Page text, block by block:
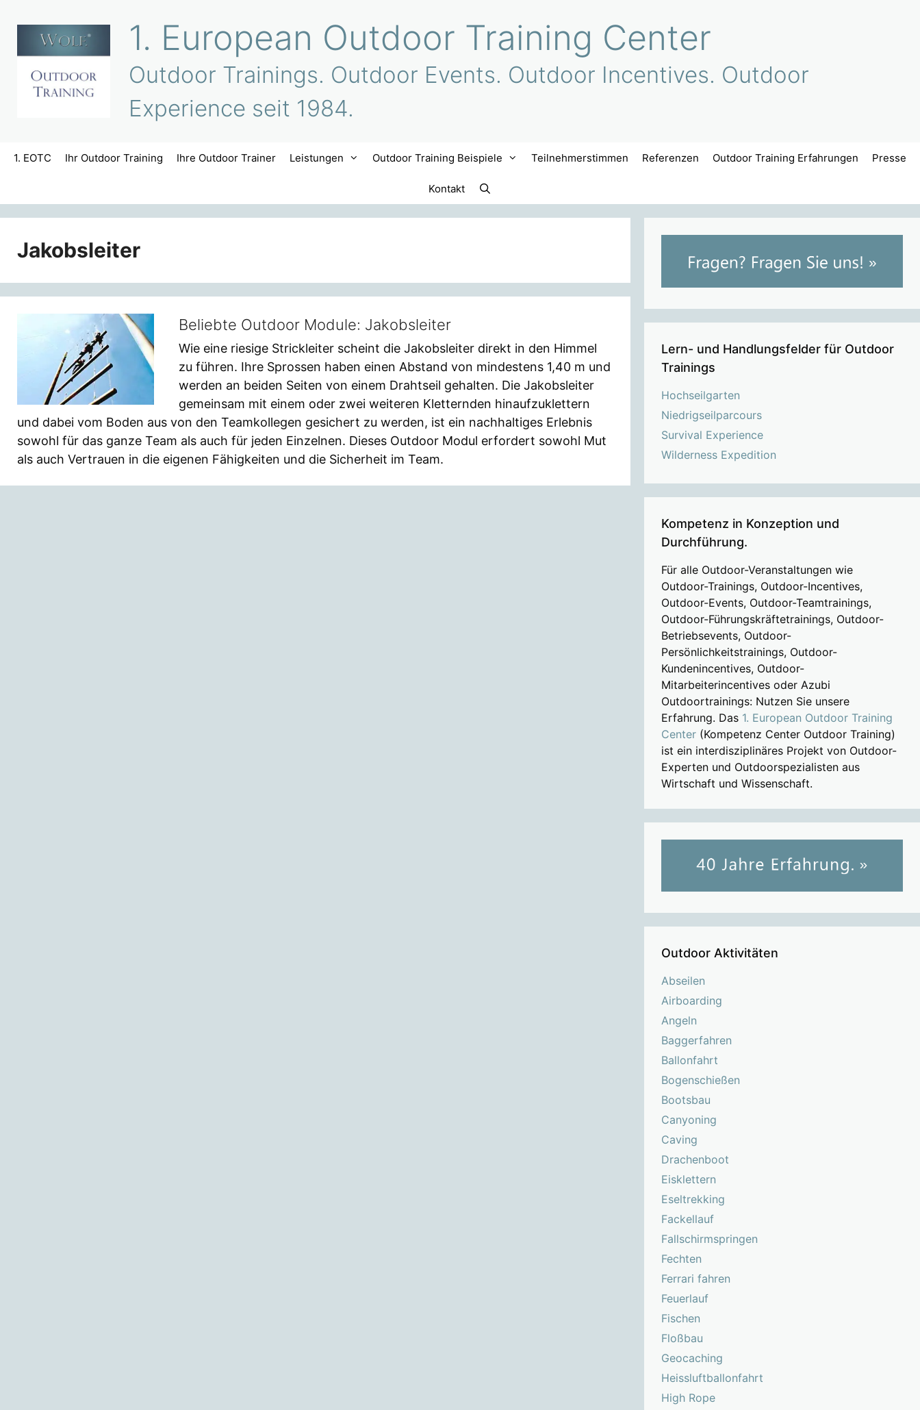
Inhalt
springen
1. European Outdoor Training Center
Outdoor Trainings. Outdoor Events. Outdoor Incentives. Outdoor
Experience seit 1984.
1. EOTC Ihr Outdoor Training Ihre Outdoor Trainer Leistungen Outdoor Training Beispiele Teilnehmerstimmen Referenzen Outdoor Training Erfahrungen Presse
Kontakt
Jakobsleiter
Beliebte Outdoor Module: Jakobsleiter
Wie eine riesige Strickleiter scheint die Jakobsleiter direkt in den Himmel
zu führen. Ihre Sprossen haben einen Abstand von mindestens 1,40 m und
werden an beiden Seiten von einem Drahtseil gehalten. Die Jakobsleiter
gemeinsam mit einem oder zwei weiteren Kletternden hinaufzuklettern
und dabei vom Boden aus von den Teamkollegen gesichert zu werden, ist ein nachhaltiges Erlebnis
sowohl für das ganze Team als auch für jeden Einzelnen. Dieses Outdoor Modul erfordert sowohl Mut
als auch Vertrauen in die eigenen Fähigkeiten und die Sicherheit im Team.
Lern- und Handlungsfelder für Outdoor
Trainings
Hochseilgarten
Niedrigseilparcours
Survival Experience
Wilderness Expedition
Kompetenz in Konzeption und
Durchführung.
Für alle Outdoor-Veranstaltungen wie
Outdoor-Trainings, Outdoor-Incentives,
Outdoor-Events, Outdoor-Teamtrainings,
Outdoor-Führungskräftetrainings, Outdoor-
Betriebsevents, Outdoor-
Persönlichkeitstrainings, Outdoor-
Kundenincentives, Outdoor-
Mitarbeiterincentives oder Azubi
Outdoortrainings: Nutzen Sie unsere
Erfahrung. Das 1. European Outdoor Training
Center(Kompetenz Center Outdoor Training)
ist ein interdisziplinäres Projekt von Outdoor-
Experten und Outdoorspezialisten aus
Wirtschaft und Wissenschaft.
Outdoor Aktivitäten
Abseilen
Airboarding
Angeln
Baggerfahren
Ballonfahrt
Bogenschießen
Bootsbau
Canyoning
Caving
Drachenboot
Eisklettern
Eseltrekking
Fackellauf
Fallschirmspringen
Fechten
Ferrari fahren
Feuerlauf
Fischen
Floßbau
Geocaching
Heissluftballonfahrt
High Rope